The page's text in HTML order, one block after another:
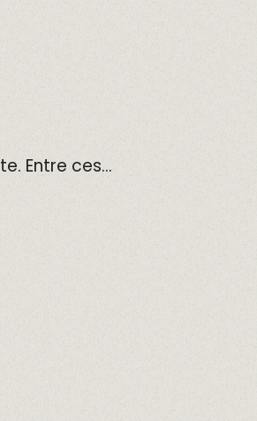
Entre ces…